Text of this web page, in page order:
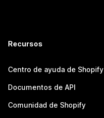
Recursos
Centro de ayuda de Shopify
Documentos de API
Comunidad de Shopify